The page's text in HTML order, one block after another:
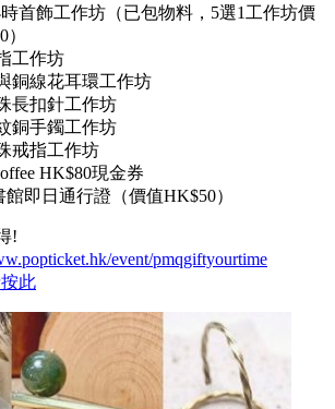
時首飾工作坊（已包物料，5選1工作坊價
工作坊
銅線花耳環工作坊
長扣針工作坊
銅手鐲工作坊
戒指工作坊
HK$80現金券
即日通行證（價值HK$50）
!
event/pmqgiftyourtime
此